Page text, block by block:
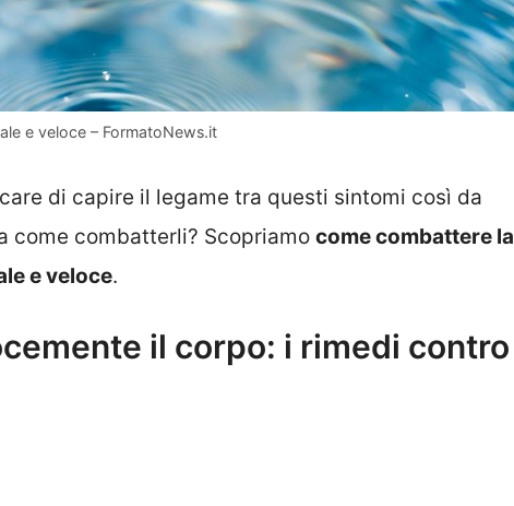
e veloce – FormatoNews.it
di capire il legame tra questi sintomi così da
come combatterli? Scopriamo come combattere la
e veloce.
il corpo: i rimedi contro